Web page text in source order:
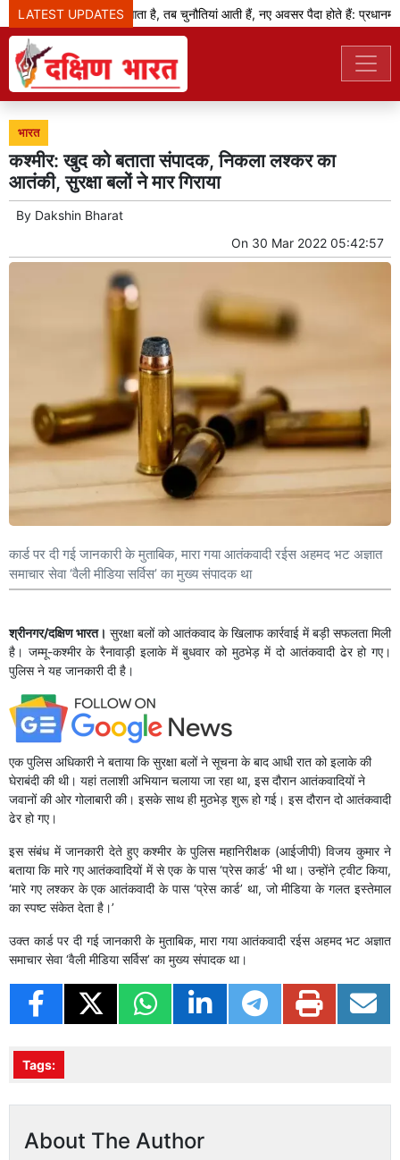
LATEST UPDATES
जब बदलाव का दौर आता है, तब चुनौतियां आती हैं, नए अवसर पैदा होते हैं: प्रधानमंत्री
भारत
कश्मीर: खुद को बताता संपादक, निकला लश्कर का
आतंकी, सुरक्षा बलों ने मार गिराया
By Dakshin Bharat
On 30 Mar 2022 05:42:57
कार्ड पर दी गई जानकारी के मुताबिक, मारा गया आतंकवादी रईस अहमद भट अज्ञात
समाचार सेवा ‘वैली मीडिया सर्विस’ का मुख्य संपादक था
श्रीनगर/दक्षिण भारत। सुरक्षा बलों को आतंकवाद ​के खिलाफ कार्रवाई में बड़ी सफलता मिली
है। जम्मू-कश्मीर के रैनावाड़ी इलाके में बुधवार को मुठभेड़ में दो आतंकवादी ढेर हो गए।
पुलिस ने यह जानकारी दी है।
एक पुलिस अधिकारी ने बताया कि सुरक्षा बलों ने सूचना के बाद आधी रात को इलाके की
घेराबंदी की थी। यहां तलाशी अभियान चलाया जा रहा था, इस दौरान आतंकवादियों ने
जवानों की ओर गोलाबारी की। इसके साथ ही मुठभेड़ शुरू हो गई। इस दौरान दो आतंकवादी
ढेर हो गए।
इस संबंध में जानकारी देते हुए कश्मीर के पुलिस महानिरीक्षक (आईजीपी) विजय कुमार ने
बताया कि मारे गए आतंकवादियों में से एक के पास ‘प्रेस कार्ड’ भी था। उन्होंने ट्वीट किया,
‘मारे गए लश्कर के एक आतंकवादी के पास ‘प्रेस कार्ड’ था, जो मीडिया के गलत इस्तेमाल
का स्पष्ट संकेत देता है।’
उक्त कार्ड पर दी गई जानकारी के मुताबिक, मारा गया आतंकवादी रईस अहमद भट अज्ञात
समाचार सेवा ‘वैली मीडिया सर्विस’ का मुख्य संपादक था।
Tags:
About The Author